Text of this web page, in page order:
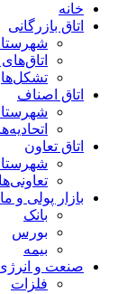
خانه
اتاق بازرگانی
تشکل‌ها
اتاق اصناف
اتاق تعاون
تعاونی‌ها
بازار پولی و
بانک
بورس
بیمه
صنعت و
فلزات